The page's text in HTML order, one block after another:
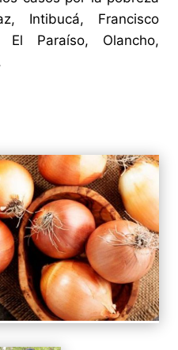
Intibucá, Francisco
El Paraíso, Olancho,